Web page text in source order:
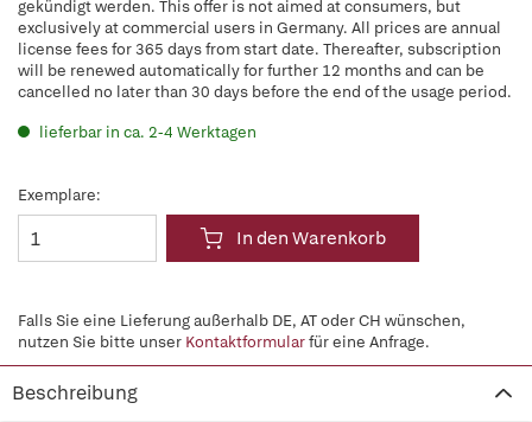
gekündigt werden. This offer is not aimed at consumers, but
exclusively at commercial users in Germany. All prices are annual
license fees for 365 days from start date. Thereafter, subscription
will be renewed automatically for further 12 months and can be
cancelled no later than 30 days before the end of the usage period.
lieferbar in ca. 2-4 Werktagen
Exemplare:
In den Warenkorb
Falls Sie eine Lieferung außerhalb DE, AT oder CH wünschen,
nutzen Sie bitte unser Kontaktformularfür eine Anfrage.
Beschreibung